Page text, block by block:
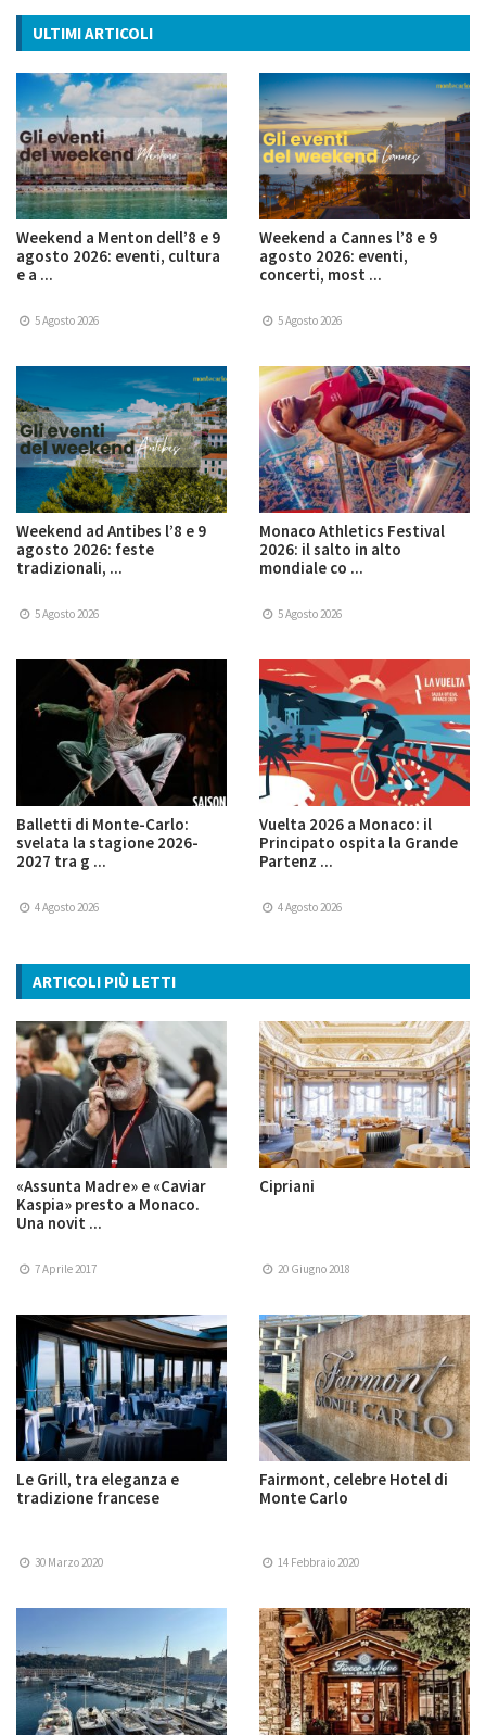
ULTIMI ARTICOLI
Weekend a Menton dell’8 e 9
agosto 2026: eventi, cultura
e a ...
5 Agosto 2026
Weekend a Cannes l’8 e 9
agosto 2026: eventi,
concerti, most ...
5 Agosto 2026
Weekend ad Antibes l’8 e 9
agosto 2026: feste
tradizionali, ...
5 Agosto 2026
Monaco Athletics Festival
2026: il salto in alto
mondiale co ...
5 Agosto 2026
Balletti di Monte-Carlo:
svelata la stagione 2026-
2027 tra g ...
4 Agosto 2026
Vuelta 2026 a Monaco: il
Principato ospita la Grande
Partenz ...
4 Agosto 2026
ARTICOLI PIÙ LETTI
«Assunta Madre» e «Caviar
Kaspia» presto a Monaco.
Una novit ...
7 Aprile 2017
Cipriani
20 Giugno 2018
Le Grill, tra eleganza e
tradizione francese
30 Marzo 2020
Fairmont, celebre Hotel di
Monte Carlo
14 Febbraio 2020